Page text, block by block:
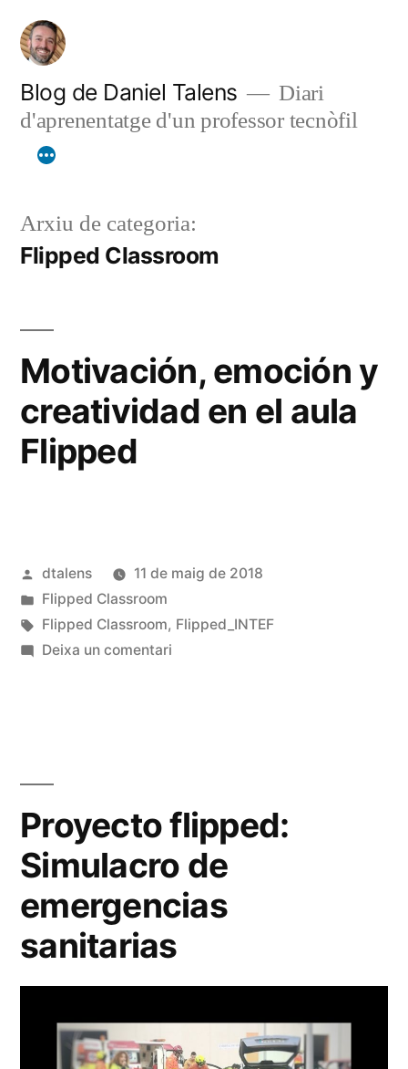
contingut
Blog de Daniel Talens
Diari
d'aprenentatge d'un professor tecnòfil
Arxiu de categoria:
Flipped Classroom
Motivación, emoción y
creatividad en el aula
Flipped
Publicat
per
dtalens
11 de maig de 2018
Publicat
en
Flipped Classroom
Etiquetes:
Flipped Classroom, Flipped_INTEF
Deixa un comentaria
aula
Flipped
Proyecto flipped:
Simulacro de
emergencias
sanitarias